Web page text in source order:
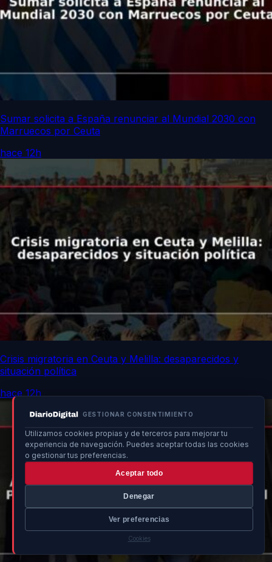
GESTIONAR CONSENTIMIENTO
Utilizamos cookies propias y de terceros para mejorar tu
experiencia de navegación. Puedes aceptar todas las cookies
o gestionar tus preferencias.
Aceptar todo
Denegar
Ver preferencias
Cookies
Sumar solicita a España renunciar al Mundial 2030 con
Marruecos por Ceuta
hace 12h
Crisis migratoria en Ceuta y Melilla: desaparecidos y
situación política
hace 12h